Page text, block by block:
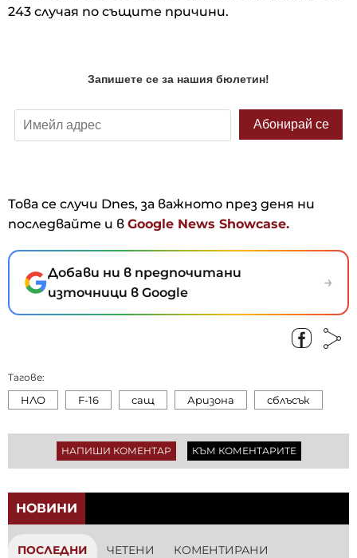
243 случая по същите причини.
Това се случи Dnes, за важното през деня ни
последвайте и в Google News Showcase.
Добави ни в предпочитани
източници в Google
→
Тагове:
НЛО F-16 сащ Аризона сблъсък
НАПИШИ КОМЕНТАР КЪМ КОМЕНТАРИТЕ
НОВИНИ
ПОСЛЕДНИ ЧЕТЕНИ КОМЕНТИРАНИ